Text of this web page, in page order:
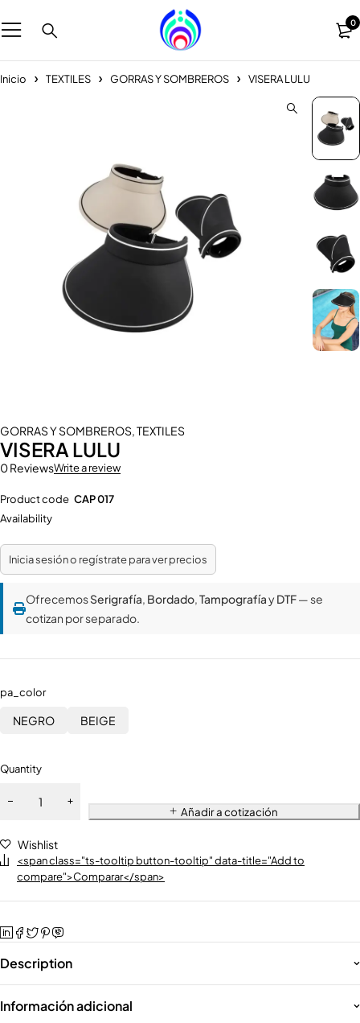
0
Inicio TEXTILES GORRAS Y SOMBREROS VISERA LULU
GORRAS Y SOMBREROS,TEXTILES
VISERA LULU
0 ReviewsWrite a review
Product code CAP 017
Availability
Inicia sesión o regístrate para ver precios
OfrecemosSerigrafía, Bordado,TampografíayDTF— se
cotizan por separado.
pa_color
NEGRO BEIGE
Quantity
Añadir a cotización
Wishlist
<span class="ts-tooltip button-tooltip" data-title="Add to
compare">Comparar</span>
Description
Información adicional